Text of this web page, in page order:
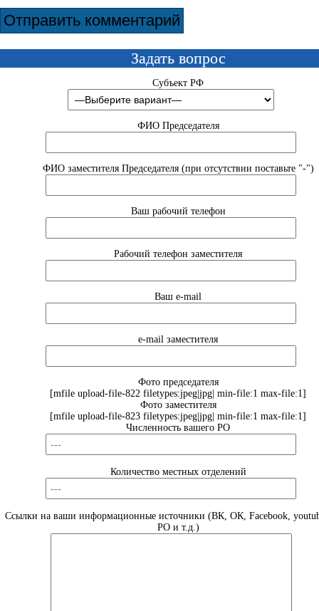
Задать вопрос
Субъект РФ
ФИО Председателя
ФИО заместителя Председателя (при отсутствии поставьте "-")
Ваш рабочий телефон
Рабочий телефон заместителя
Ваш e-mail
e-mail заместителя
Фото председателя
[mfile upload-file-822 filetypes:jpeg|jpg| min-file:1 max-file:1]
Фото заместителя
[mfile upload-file-823 filetypes:jpeg|jpg| min-file:1 max-file:1]
Численность вашего РО
Количество местных отделений
Ссылки на ваши информационные источники (ВК, ОК, Facebook,
РО и т.д.)